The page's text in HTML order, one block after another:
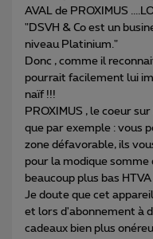
AVAL de PROXIMUS
"DSVH & Co est un
niveau Platinium."
Donc , comme il
pourrait facilement lui
naïf !!!
PROXIMUS , le coeur
que par exemple : vous
zone défavorable, ils
pour la modique
beaucoup plus bas HTVA
Je doute que cet
et lors d'abonnement à
cadeaux bien plus